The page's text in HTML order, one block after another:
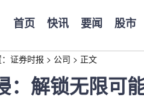
首页 快讯 要闻 股市
证券时报 > 公司 > 正文
：解锁无限可